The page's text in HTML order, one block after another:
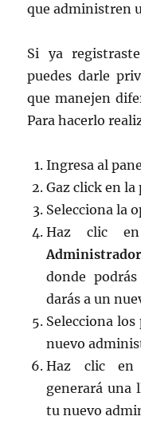
que administren
Si ya
puedes darle
que manejen
Para hacerlo
Ingresa al
Gaz click en la
Selecciona la
Haz clic
Administrador
donde
darás a un
Selecciona
nuevo
Haz clic en
generará una
tu nuevo